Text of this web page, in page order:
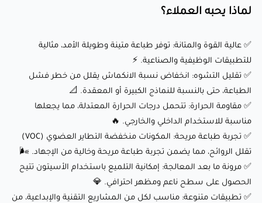
✅ مرونة ما بعد المعالجة: إمكانية التلميع باستخدام الأسيتون
تتيح الحصول على سطح ناعم ومظهر احترافي. 💎
✅ تطبيقات متنوعة: مناسب لكل من المشاريع التقنية والإبداعية،
من الأجزاء الوظيفية إلى التصميمات الفنية.
ملاحظات مهمة للحصول على أفضل النتائج:
📝 إدارة الانكماش: ABS+ لديه معدل انكماش أعلى نسبيًا مقارنة
بالمواد الأخرى. لتقليل التشوه والتشقق، تأكد من توفير العزل
لماذا يحبه العملاء؟
✅ عالية القوة والمتانة: توفر طباعة متينة وطويلة الأمد، مثالية
للتطبيقات الوظيفية والصناعية. ⚡
✅ تقليل التشوه: انخفاض نسبة الانكماش يقلل من خطر فشل
الطباعة، حتى بالنسبة للنماذج الكبيرة أو المعقدة. 📐
✅ مقاومة الحرارة: تتحمل درجات الحرارة المعتدلة، مما يجعلها
مناسبة للاستخدام الداخلي والخارجي. 🔥
✅ تجربة طباعة مريحة: المكونات منخفضة التطاير العضوي (VOC)
تقلل الروائح، مما يضمن تجربة طباعة مريحة وخالية من الإجهاد. 🌬️
✅ مرونة ما بعد المعالجة: إمكانية التلميع باستخدام الأسيتون تتيح
الحصول على سطح ناعم ومظهر احترافي. 💎
✅ تطبيقات متنوعة: مناسب لكل من المشاريع التقنية والإبداعية، من